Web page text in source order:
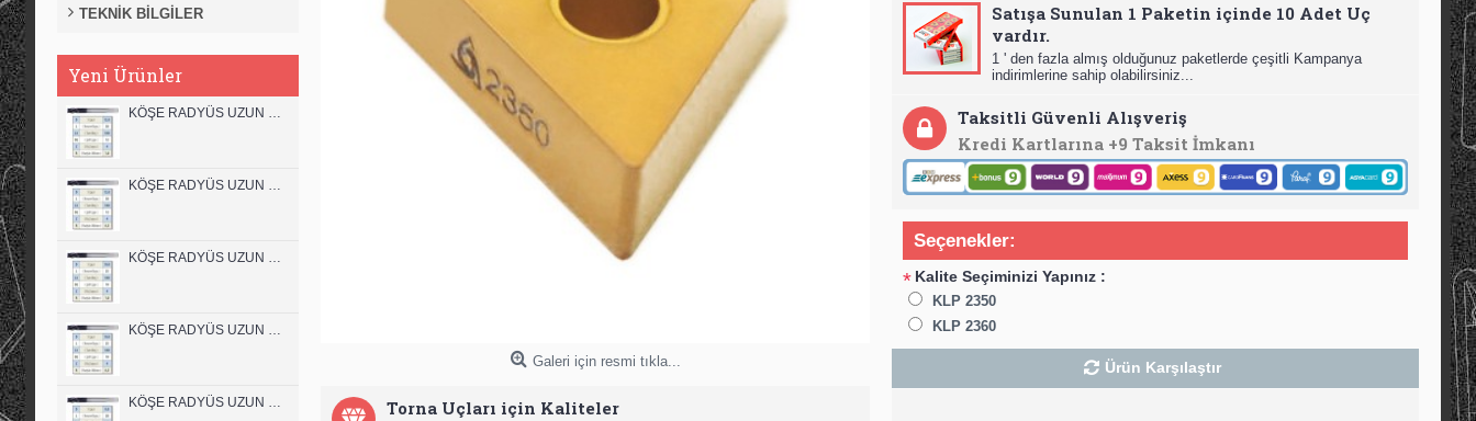
TEKNİK BİLGİLER
Yeni Ürünler
Galeri için resmi tıkla...
Torna Uçları için Kaliteler
Satışa Sunulan 1 Paketin içinde 10 Adet Uç
vardır.
1 ' den fazla almış olduğunuz paketlerde çeşitli Kampanya
indirimlerine sahip olabilirsiniz...
Taksitli Güvenli Alışveriş
Kredi Kartlarına +9 Taksit İmkanı
Seçenekler:
* Kalite Seçiminizi Yapınız :
KLP 2350
KLP 2360
Ürün Karşılaştır